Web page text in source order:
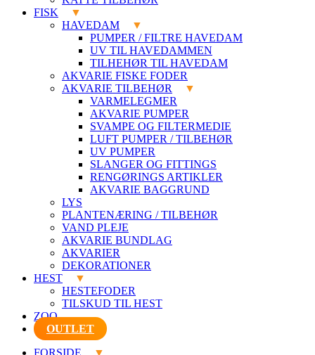
FISK
HAVEDAM
PUMPER / FILTRE HAVEDAM
UV TIL HAVEDAMMEN
TILHEHØR TIL HAVEDAM
AKVARIE FISKE FODER
AKVARIE TILBEHØR
VARMELEGMER
AKVARIE PUMPER
SVAMPE OG FILTERMEDIE
LUFT PUMPER / TILBEHØR
UV PUMPER
SLANGER OG FITTINGS
RENGØRINGS ARTIKLER
AKVARIE BAGGRUND
LYS
PLANTENÆRING / TILBEHØR
VAND PLEJE
AKVARIE BUNDLAG
AKVARIER
DEKORATIONER
HEST
HESTEFODER
TILSKUD TIL HEST
ZOO
OUTLET
FORSIDE